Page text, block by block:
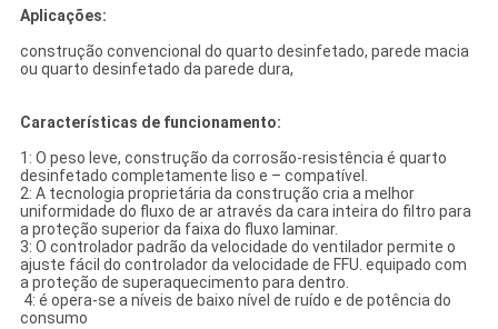
Aplicações:
construção convencional do quarto desinfetado, parede macia
ou quarto desinfetado da parede dura,
Características de funcionamento:
1: O peso leve, construção da corrosão-resistência é quarto
desinfetado completamente liso e – compatível.
2: A tecnologia proprietária da construção cria a melhor
uniformidade do fluxo de ar através da cara inteira do filtro para
a proteção superior da faixa do fluxo laminar.
3: O controlador padrão da velocidade do ventilador permite o
ajuste fácil do controlador da velocidade de FFU. equipado com
a proteção de superaquecimento para dentro.
4: é opera-se a níveis de baixo nível de ruído e de potência do
consumo